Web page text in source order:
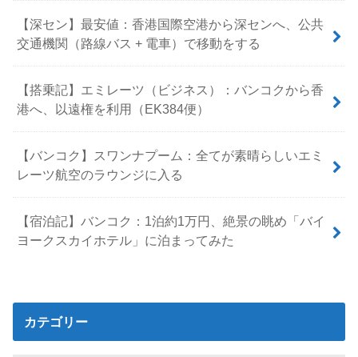
【深セン】最安値：香港国際空港から深センへ、公共
交通機関（路線バス + 電車）で移動をする
【搭乗記】エミレーツ（ビジネス）：バンコクから香
港へ、以遠権を利用（EK384便）
【バンコク】スワンナプーム：全てが素晴らしいエミ
レーツ航空のラウンジに入る
【宿泊記】バンコク：1泊約1万円、絶景の眺め「バイ
ヨークスカイホテル」に泊まってみた
カテゴリー